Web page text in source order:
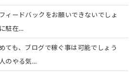
ィードバックをお願いできないでしょ
駐在…
ても、ブログで稼ぐ事は可能でしょう
のやる気…